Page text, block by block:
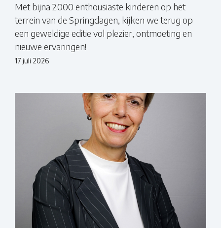
Met bijna 2.000 enthousiaste kinderen op het
terrein van de Springdagen, kijken we terug op
een geweldige editie vol plezier, ontmoeting en
nieuwe ervaringen!
17 juli 2026